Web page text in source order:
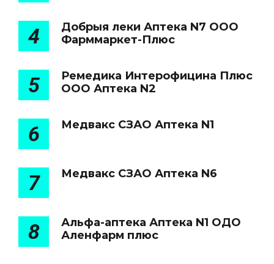
4
Добрыя леки Аптека N7 ООО
Фарммаркет-Плюс
5
Ремедика Интерофицина Плюс
ООО Аптека N2
6 Медвакс СЗАО Аптека N1
7 Медвакс СЗАО Аптека N6
8
Альфа-аптека Аптека N1 ОДО
Аленфарм плюс